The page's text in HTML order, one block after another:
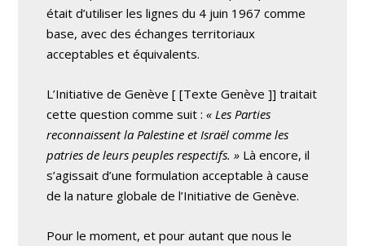
était d’utiliser les lignes du 4 juin 1967 comme
base, avec des échanges territoriaux
acceptables et équivalents.
L’Initiative de Genève[ [Texte Genève]] traitait
cette question comme suit :« Les Parties
reconnaissent la Palestine et Israël comme les
patries de leurs peuples respectifs. » Là encore, il
s’agissait d’une formulation acceptable à cause
de la nature globale de l’Initiative de Genève.
Pour le moment, et pour autant que nous le